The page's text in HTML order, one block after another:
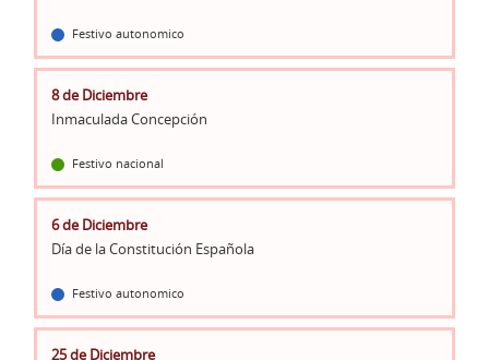
Festivo autonomico
8 de Diciembre
Inmaculada Concepción
Festivo nacional
6 de Diciembre
Día de la Constitución Española
Festivo autonomico
25 de Diciembre